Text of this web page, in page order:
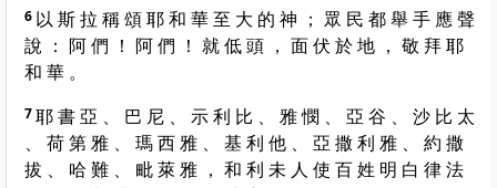
6 以 斯 拉 稱 頌 耶 和 華 至 大 的 神 ； 眾 民 都 舉 手 應 聲
說 ： 阿 們 ！ 阿 們 ！ 就 低 頭 ， 面 伏 於 地 ， 敬 拜 耶
和 華 。
7耶 書 亞 、 巴 尼 、 示 利 比 、 雅 憫 、 亞 谷 、 沙 比 太
、 荷 第 雅 、 瑪 西 雅 、 基 利 他 、 亞 撒 利 雅 、 約 撒
拔 、 哈 難 、 毗 萊 雅 ， 和 利 未 人 使 百 姓 明 白 律 法